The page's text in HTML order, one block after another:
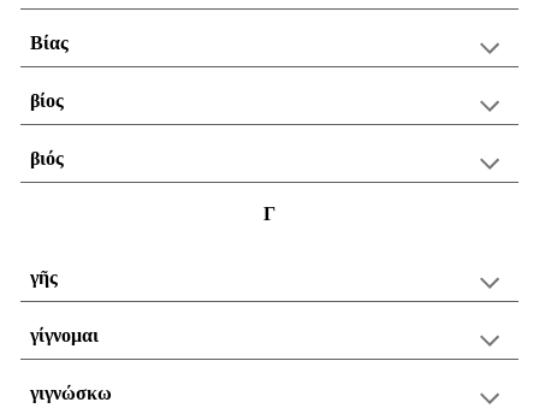
Βίας
βίος
βιός
Γ
γῆς
γίγνομαι
γιγνώσκω